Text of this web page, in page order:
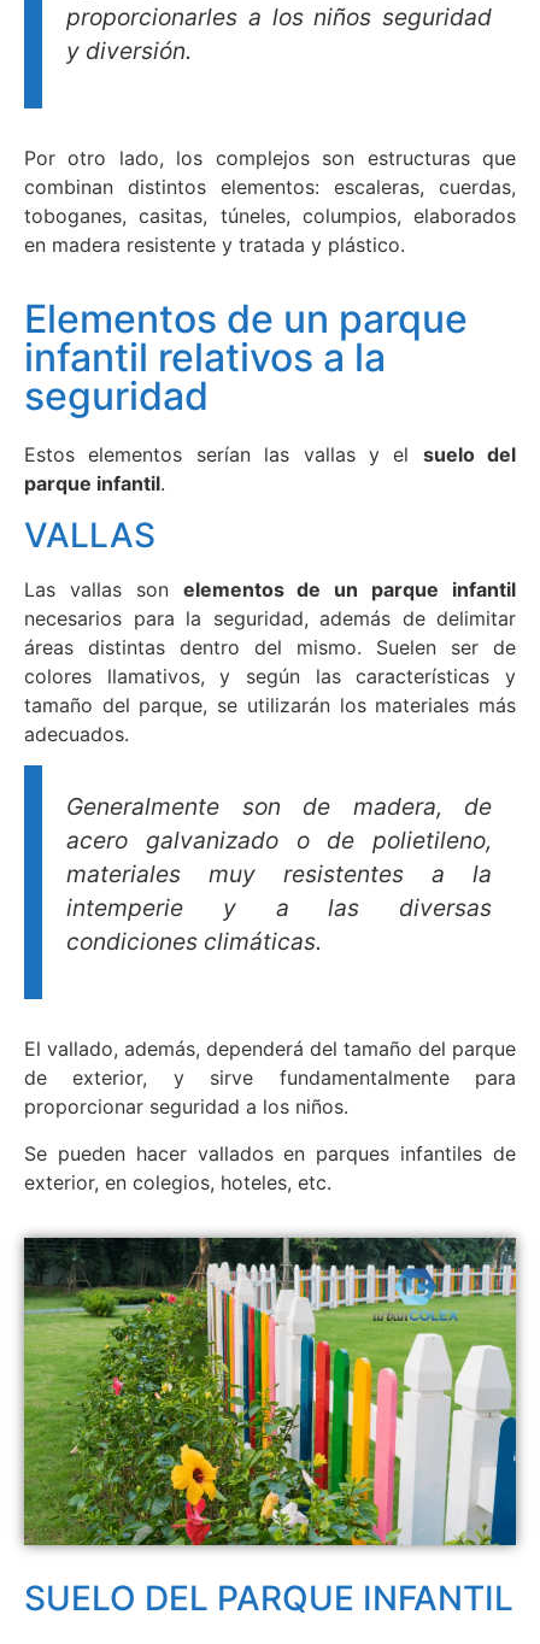
proporcionarles a los niños seguridad
y diversión.
Por otro lado, los complejos son estructuras que
combinan distintos elementos: escaleras, cuerdas,
toboganes, casitas, túneles, columpios, elaborados
en madera resistente y tratada y plástico.
Elementos de un parque
infantil relativos a la
seguridad
Estos elementos serían las vallas y el suelo del
parque infantil.
VALLAS
Las vallas son elementos de un parque infantil
necesarios para la seguridad, además de delimitar
áreas distintas dentro del mismo. Suelen ser de
colores llamativos, y según las características y
tamaño del parque, se utilizarán los materiales más
adecuados.
Generalmente son de madera, de
acero galvanizado o de polietileno,
materiales muy resistentes a la
intemperie y a las diversas
condiciones climáticas.
El vallado, además, dependerá del tamaño del parque
de exterior, y sirve fundamentalmente para
proporcionar seguridad a los niños.
Se pueden hacer vallados en parques infantiles de
exterior, en colegios, hoteles, etc.
SUELO DEL PARQUE INFANTIL